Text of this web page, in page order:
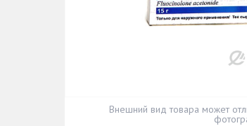
Внешний вид товара может